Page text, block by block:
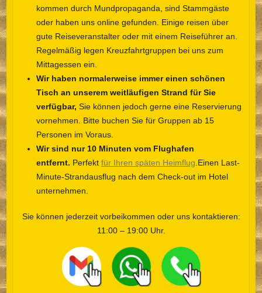
kommen durch Mundpropaganda, sind Stammgäste
oder haben uns online gefunden. Einige reisen über
gute Reiseveranstalter oder mit einem Reiseführer an.
Regelmäßig legen Kreuzfahrtgruppen bei uns zum
Mittagessen ein.
Wir haben normalerweise immer einen schönen
Tisch an unserem weitläufigen Strand für Sie
verfügbar, Sie können jedoch gerne eine Reservierung
vornehmen. Bitte buchen Sie für Gruppen ab 15
Personen im Voraus.
Wir sind nur 10 Minuten vom Flughafen
entfernt. Perfekt für Ihren späten Heimflug .Einen Last-
Minute-Strandausflug nach dem Check-out im Hotel
unternehmen.
Sie können jederzeit vorbeikommen oder uns kontaktieren:
11:00 – 19:00 Uhr.